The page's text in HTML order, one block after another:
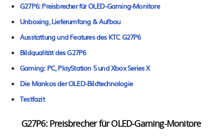
G27P6: Preisbrecher für OLED-Gaming-Monitore
Unboxing, Lieferumfang & Aufbau
Ausstattung und Features des KTC G27P6
Bildqualität des G27P6
Gaming: PC, PlayStation 5 und Xbox Series X
Die Mankos der OLED-Bildtechnologie
Testfazit
G27P6: Preisbrecher für OLED-Gaming-Monitore